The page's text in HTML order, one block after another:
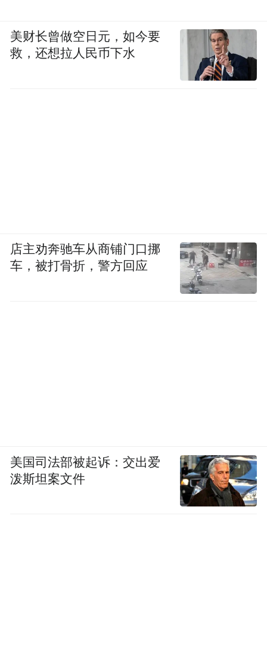
美财长曾做空日元，如今要
救，还想拉人民币下水
店主劝奔驰车从商铺门口挪
车，被打骨折，警方回应
美国司法部被起诉：交出爱
泼斯坦案文件